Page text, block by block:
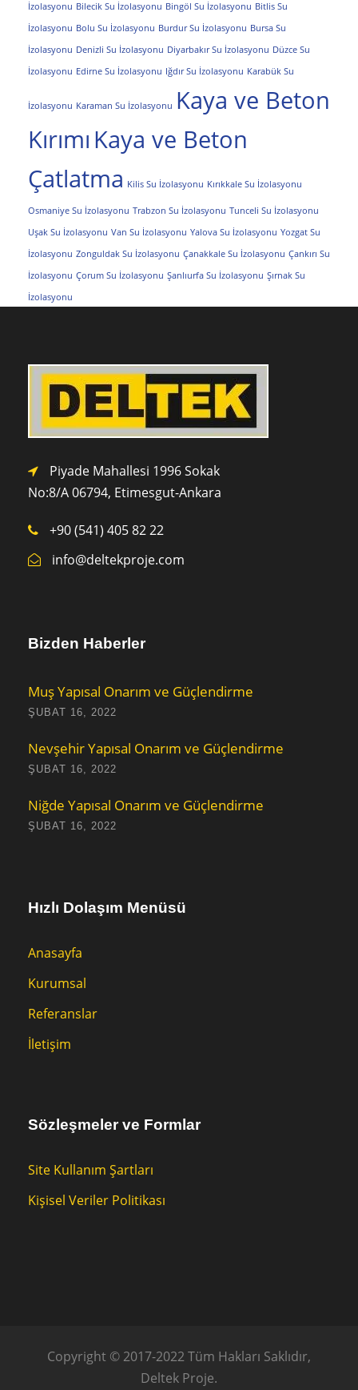
İzolasyonu Bilecik Su İzolasyonu Bingöl Su İzolasyonu Bitlis Su
İzolasyonu Bolu Su İzolasyonu Burdur Su İzolasyonu Bursa Su
İzolasyonu Denizli Su İzolasyonu Diyarbakır Su İzolasyonu Düzce Su
İzolasyonu Edirne Su İzolasyonu Iğdır Su İzolasyonu Karabük Su
İzolasyonu Karaman Su İzolasyonu Kaya ve Beton
Kırımı Kaya ve Beton
Çatlatma Kilis Su İzolasyonu Kırıkkale Su İzolasyonu
Osmaniye Su İzolasyonu Trabzon Su İzolasyonu Tunceli Su İzolasyonu
Uşak Su İzolasyonu Van Su İzolasyonu Yalova Su İzolasyonu Yozgat Su
İzolasyonu Zonguldak Su İzolasyonu Çanakkale Su İzolasyonu Çankırı Su
İzolasyonu Çorum Su İzolasyonu Şanlıurfa Su İzolasyonu Şırnak Su
İzolasyonu
Piyade Mahallesi 1996 Sokak
No:8/A 06794, Etimesgut-Ankara
+90 (541) 405 82 22
info@deltekproje.com
Bizden Haberler
Muş Yapısal Onarım ve Güçlendirme
ŞUBAT 16, 2022
Nevşehir Yapısal Onarım ve Güçlendirme
ŞUBAT 16, 2022
Niğde Yapısal Onarım ve Güçlendirme
ŞUBAT 16, 2022
Hızlı Dolaşım Menüsü
Anasayfa
Kurumsal
Referanslar
İletişim
Sözleşmeler ve Formlar
Site Kullanım Şartları
Kişisel Veriler Politikası
Copyright © 2017-2022 Tüm Hakları Saklıdır,
Deltek Proje.